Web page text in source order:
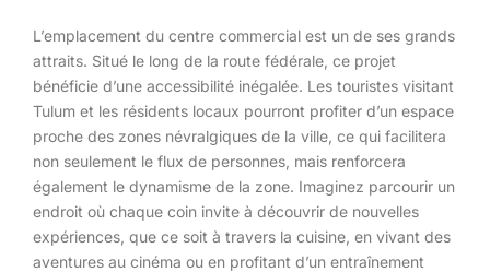
L’emplacement du centre commercial est un de ses grands
attraits. Situé le long de la route fédérale, ce projet
bénéficie d’une accessibilité inégalée. Les touristes visitant
Tulum et les résidents locaux pourront profiter d’un espace
proche des zones névralgiques de la ville, ce qui facilitera
non seulement le flux de personnes, mais renforcera
également le dynamisme de la zone. Imaginez parcourir un
endroit où chaque coin invite à découvrir de nouvelles
expériences, que ce soit à travers la cuisine, en vivant des
aventures au cinéma ou en profitant d’un entraînement